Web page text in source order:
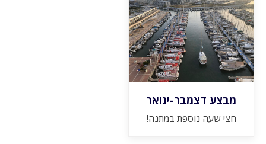
מבצע דצמבר-ינואר
חצי שעה נוספת במתנה!